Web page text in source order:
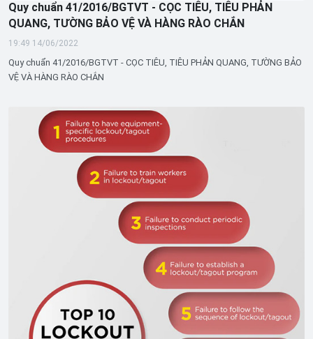
Quy chuẩn 41/2016/BGTVT - CỌC TIÊU, TIÊU PHẢN
QUANG, TƯỜNG BẢO VỆ VÀ HÀNG RÀO CHẮN
19:49 14/06/2022
Quy chuẩn 41/2016/BGTVT - CỌC TIÊU, TIÊU PHẢN QUANG, TƯỜNG BẢO
VỆ VÀ HÀNG RÀO CHẮN